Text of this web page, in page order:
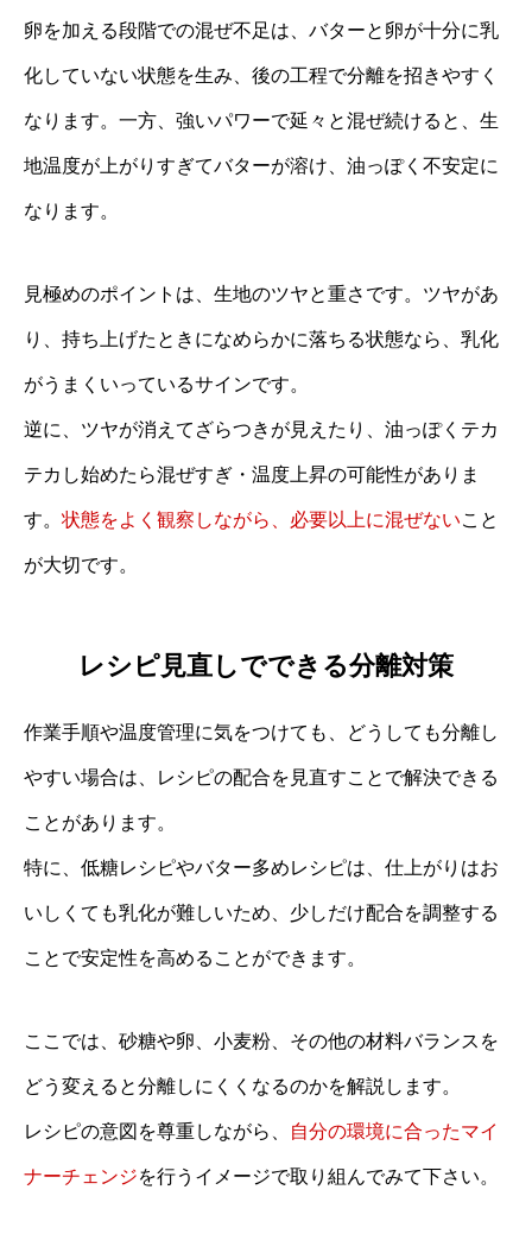
卵を加える段階での混ぜ不足は、バターと卵が十分に乳
化していない状態を生み、後の工程で分離を招きやすく
なります。一方、強いパワーで延々と混ぜ続けると、生
地温度が上がりすぎてバターが溶け、油っぽく不安定に
なります。
見極めのポイントは、生地のツヤと重さです。ツヤがあ
り、持ち上げたときになめらかに落ちる状態なら、乳化
がうまくいっているサインです。
逆に、ツヤが消えてざらつきが見えたり、油っぽくテカ
テカし始めたら混ぜすぎ・温度上昇の可能性がありま
す。 状態をよく観察しながら、必要以上に混ぜないこと
が大切です。
レシピ見直しでできる分離対策
作業手順や温度管理に気をつけても、どうしても分離し
やすい場合は、レシピの配合を見直すことで解決できる
ことがあります。
特に、低糖レシピやバター多めレシピは、仕上がりはお
いしくても乳化が難しいため、少しだけ配合を調整する
ことで安定性を高めることができます。
ここでは、砂糖や卵、小麦粉、その他の材料バランスを
どう変えると分離しにくくなるのかを解説します。
レシピの意図を尊重しながら、 自分の環境に合ったマイ
ナーチェンジを行うイメージで取り組んでみて下さい。